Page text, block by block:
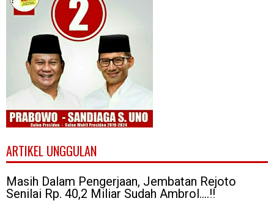
ARTIKEL UNGGULAN
Masih Dalam Pengerjaan, Jembatan Rejoto
Senilai Rp. 40,2 Miliar Sudah Ambrol....!!